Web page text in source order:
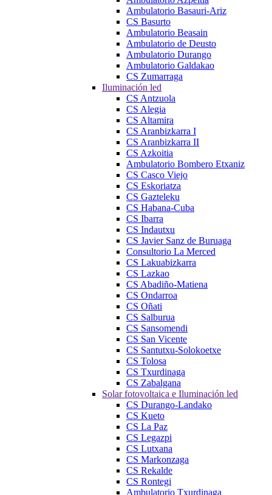
Ambulatorio Basauri-Ariz
CS Basurto
Ambulatorio Beasain
Ambulatorio de Deusto
Ambulatorio Durango
Ambulatorio Galdakao
CS Zumarraga
Iluminación led
CS Antzuola
CS Alegia
CS Altamira
CS Aranbizkarra I
CS Aranbizkarra II
CS Azkoitia
Ambulatorio Bombero Etxaniz
CS Casco Viejo
CS Eskoriatza
CS Gazteleku
CS Habana-Cuba
CS Ibarra
CS Indautxu
CS Javier Sanz de Buruaga
Consultorio La Merced
CS Lakuabizkarra
CS Lazkao
CS Abadiño-Matiena
CS Ondarroa
CS Oñati
CS Salburua
CS Sansomendi
CS San Vicente
CS Santutxu-Solokoetxe
CS Tolosa
CS Txurdinaga
CS Zabalgana
Solar fotovoltaica e Iluminación led
CS Durango-Landako
CS Kueto
CS La Paz
CS Legazpi
CS Lutxana
CS Markonzaga
CS Rekalde
CS Rontegi
Ambulatorio Txurdinaga